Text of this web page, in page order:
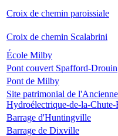
Croix de chemin paroissiale
Croix de chemin Scalabrini
École Milby
Pont couvert Spafford-Drouin
Pont de Milby
Site patrimonial de
Hydroélectrique-de-la-
Barrage d'Huntingville
Barrage de Dixville